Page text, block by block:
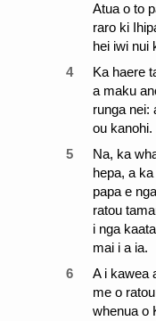
Atua o to
raro ki
hei iwi nui
4
Ka haere
a maku
runga nei:
ou kanohi.
5
Na, ka
hepa, a
papa e
ratou
i nga
mai i a ia.
6
A i kawea
me o
whenua o